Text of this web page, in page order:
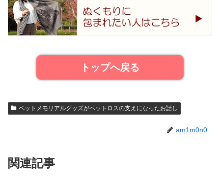
トップへ戻る
ペットメモリアルグッズがペットロスの支えになったお話し
am1m0n0
関連記事